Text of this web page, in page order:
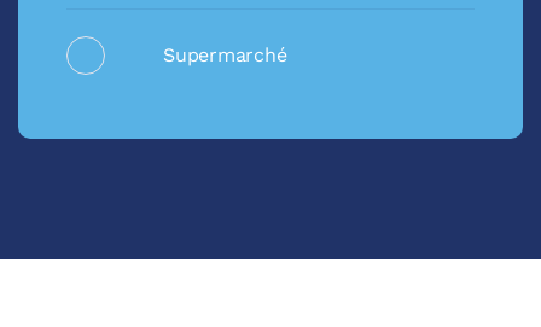
Supermarché